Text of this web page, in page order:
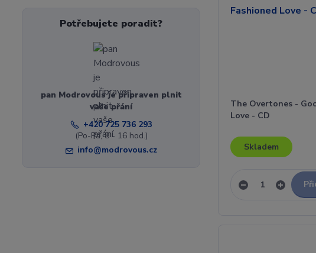
The Overtones -
Love - CD
Skladem
Potřebujete poradit?
pan Modrovous je připraven plnit
vaše přání
+420 725 736 293
(Po-Pá, 8 - 16 hod.)
info@modrovous.cz